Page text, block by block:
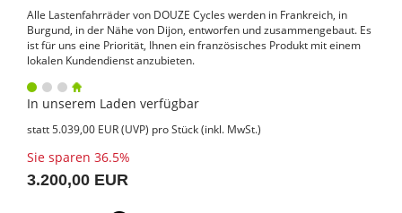
Alle Lastenfahrräder von DOUZE Cycles werden in Frankreich, in
Burgund, in der Nähe von Dijon, entworfen und zusammengebaut. Es
ist für uns eine Priorität, Ihnen ein französisches Produkt mit einem
lokalen Kundendienst anzubieten.
In unserem Laden verfügbar
statt5.039,00 EUR(UVP) pro Stück (inkl. MwSt.)
Sie sparen 36.5%
3.200,00 EUR